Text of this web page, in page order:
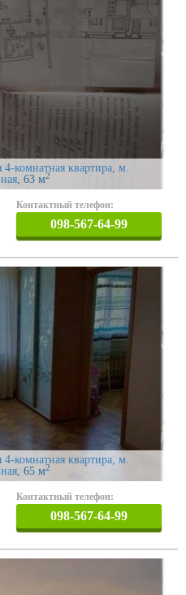
комнатная квартира, м.
, 63 м2
Контактный телефон:
098-567-64-99
комнатная квартира, м.
, 65 м2
Контактный телефон:
098-567-64-99